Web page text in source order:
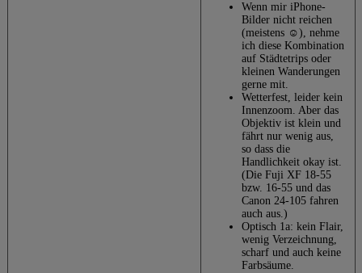
Wenn mir iPhone-
Bilder nicht reichen
(meistens ☺️), nehme
ich diese Kombination
auf Städtetrips oder
kleinen Wanderungen
gerne mit.
Wetterfest, leider kein
Innenzoom. Aber das
Objektiv ist klein und
fährt nur wenig aus,
so dass die
Handlichkeit okay ist.
(Die Fuji XF 18-55
bzw. 16-55 und das
Canon 24-105 fahren
auch aus.)
Optisch 1a: kein Flair,
wenig Verzeichnung,
scharf und auch keine
Farbsäume.